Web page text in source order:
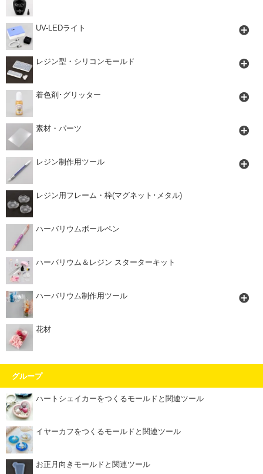
UV-LEDライト
レジン型・シリコンモールド
着色剤･グリッター
素材・パーツ
レジン制作用ツール
レジン用フレーム・枠(マグネット･メタル)
ハーバリウムボールペン
ハーバリウム＆レジン スターターキット
ハーバリウム制作用ツール
花材
グループ
ハートシェイカーをつくるモールドと関連ツール
イヤーカフをつくるモールドと関連ツール
お正月向きモールドと関連ツール